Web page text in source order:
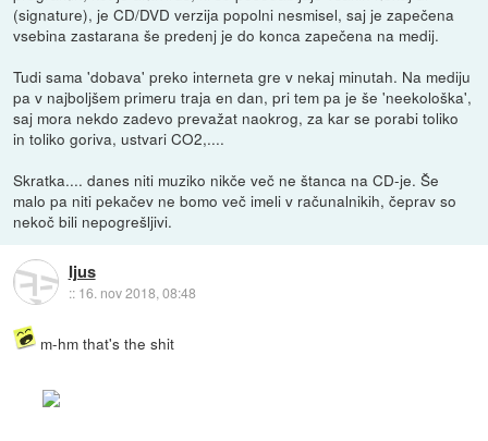
(signature), je CD/DVD verzija popolni nesmisel, saj je zapečena
vsebina zastarana še predenj je do konca zapečena na medij.
Tudi sama 'dobava' preko interneta gre v nekaj minutah. Na mediju
pa v najboljšem primeru traja en dan, pri tem pa je še 'neekološka',
saj mora nekdo zadevo prevažat naokrog, za kar se porabi toliko
in toliko goriva, ustvari CO2,....
Skratka.... danes niti muziko nikče več ne štanca na CD-je. Še
malo pa niti pekačev ne bomo več imeli v računalnikih, čeprav so
nekoč bili nepogrešljivi.
Ijus
:: 16. nov 2018, 08:48
m-hm that's the shit